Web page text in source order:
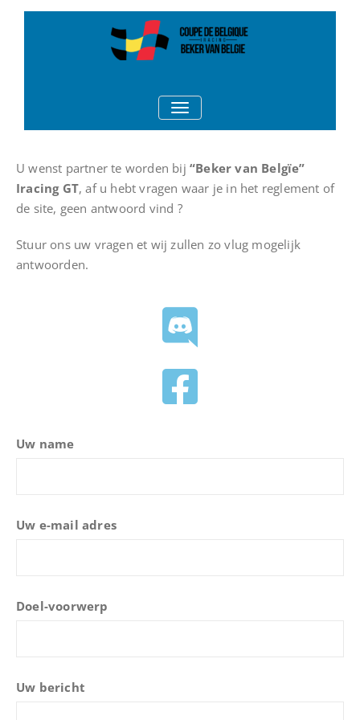
Belgique
TOGGLE NAVIGATION
U wenst partner te worden bij “Beker van Belgïe”
Iracing GT, af u hebt vragen waar je in het reglement of
de site, geen antwoord vind ?
Stuur ons uw vragen et wij zullen zo vlug mogelijk
antwoorden.
Uw name
Uw e-mail adres
Doel-voorwerp
Uw bericht